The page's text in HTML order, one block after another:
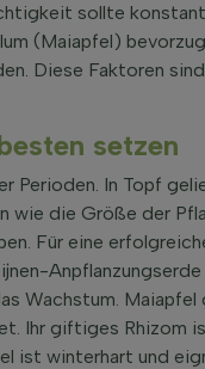
sollte
(Maiapfel)
Diese Faktoren
setzen
Perioden. In Topf
die Größe der
Für eine
Wachstum.
Ihr giftiges Rhizom
ist winterhart und